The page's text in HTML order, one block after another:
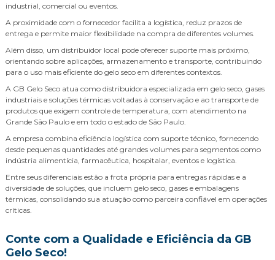
industrial, comercial ou eventos.
A proximidade com o fornecedor facilita a logística, reduz prazos de
entrega e permite maior flexibilidade na compra de diferentes volumes.
Além disso, um distribuidor local pode oferecer suporte mais próximo,
orientando sobre aplicações, armazenamento e transporte, contribuindo
para o uso mais eficiente do gelo seco em diferentes contextos.
A GB Gelo Seco atua como distribuidora especializada em gelo seco, gases
industriais e soluções térmicas voltadas à conservação e ao transporte de
produtos que exigem controle de temperatura, com atendimento na
Grande São Paulo e em todo o estado de São Paulo.
A empresa combina eficiência logística com suporte técnico, fornecendo
desde pequenas quantidades até grandes volumes para segmentos como
indústria alimentícia, farmacêutica, hospitalar, eventos e logística.
Entre seus diferenciais estão a frota própria para entregas rápidas e a
diversidade de soluções, que incluem gelo seco, gases e embalagens
térmicas, consolidando sua atuação como parceira confiável em operações
críticas.
Conte com a Qualidade e Eficiência da GB
Gelo Seco!